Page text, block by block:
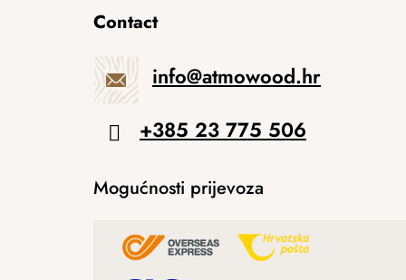
Contact
info@atmowood.hr
+385 23 775 506
Mogućnosti prijevoza